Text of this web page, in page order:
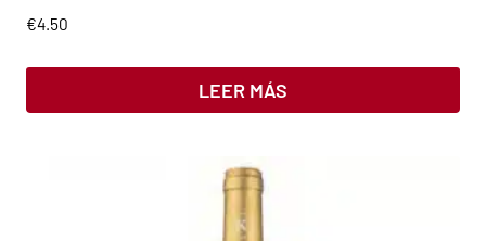
€4.50
LEER MÁS